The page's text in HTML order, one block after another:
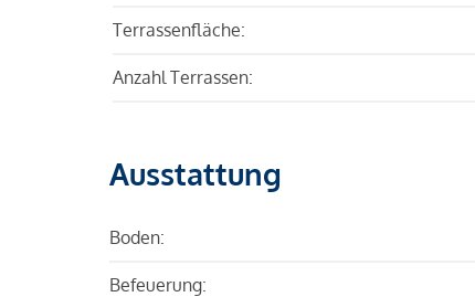
Terrassenfläche:
Anzahl Terrassen:
Ausstattung
Boden:
Befeuerung: